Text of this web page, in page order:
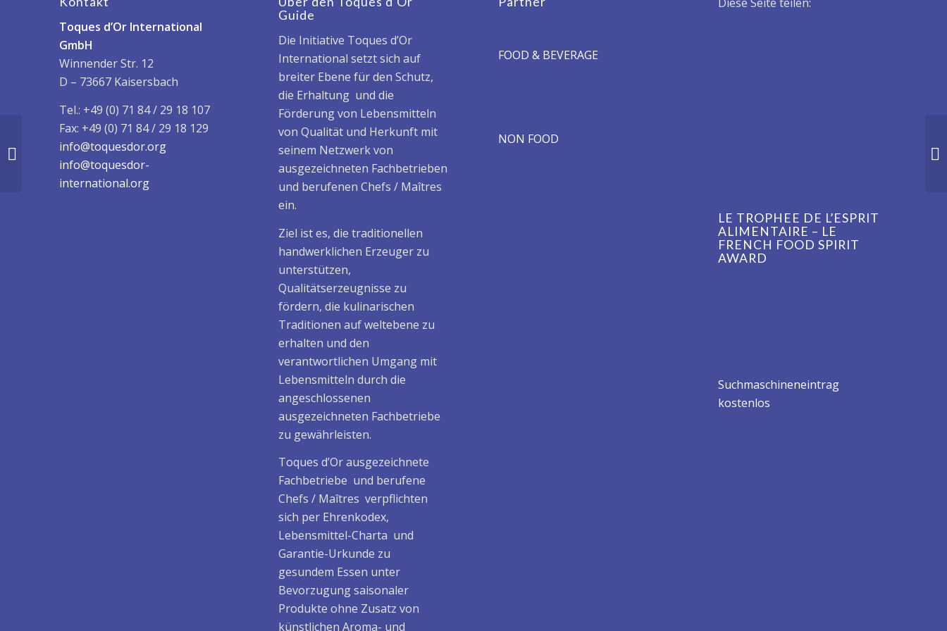
Toques d’Or International
GmbH
Winnender Str. 12
D – 73667 Kaisersbach
Tel.: +49 (0) 71 84 / 29 18 107
Fax: +49 (0) 71 84 / 29 18 129
info@toquesdor.org
info@toquesdor-
international.org
Guide
Die Initiative Toques d’Or
International setzt sich auf
breiter Ebene für den Schutz,
die Erhaltung und die
Förderung von Lebensmitteln
von Qualität und Herkunft mit
seinem Netzwerk von
ausgezeichneten Fachbetrieben
und berufenen Chefs / Maîtres
ein.
Ziel ist es, die traditionellen
handwerklichen Erzeuger zu
unterstützen,
Qualitätserzeugnisse zu
fördern, die kulinarischen
Traditionen auf weltebene zu
erhalten und den
verantwortlichen Umgang mit
Lebensmitteln durch die
angeschlossenen
ausgezeichneten Fachbetriebe
zu gewährleisten.
Toques d’Or ausgezeichnete
Fachbetriebe und berufene
Chefs / Maîtres verpflichten
sich per Ehrenkodex,
Lebensmittel-Charta und
Garantie-Urkunde zu
gesundem Essen unter
Bevorzugung saisonaler
Produkte ohne Zusatz von
künstlichen Aroma- und
FOOD & BEVERAGE
NON FOOD
LE TROPHEE DE L’ESPRIT
ALIMENTAIRE – LE
FRENCH FOOD SPIRIT
AWARD
Suchmaschineneintrag
kostenlos
Schwert**** BADEN-
WÜRTTEMBERG